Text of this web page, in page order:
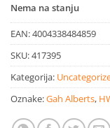
Nema na stanju
EAN:4004338484859
SKU:417395
Kategorija:
Oznake:Gah Alberts,